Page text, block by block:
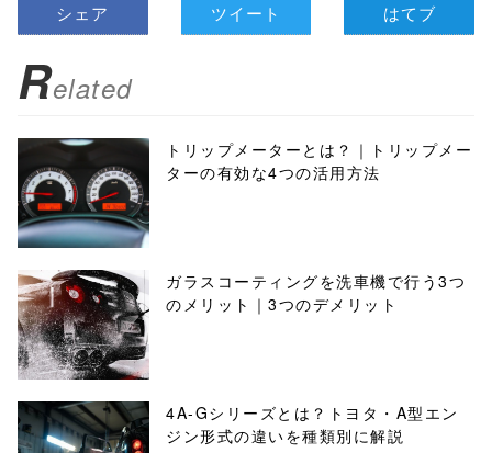
シェア ツイート はてブ
Related
トリップメーターとは？｜トリップメー
ターの有効な4つの活用方法
ガラスコーティングを洗車機で行う3つ
のメリット｜3つのデメリット
4A-Gシリーズとは？トヨタ・A型エン
ジン形式の違いを種類別に解説